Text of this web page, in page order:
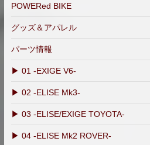
POWERed BIKE
グッズ＆アパレル
パーツ情報
▶ 01 -EXIGE V6-
▶ 02 -ELISE Mk3-
▶ 03 -ELISE/EXIGE TOYOTA-
▶ 04 -ELISE Mk2 ROVER-